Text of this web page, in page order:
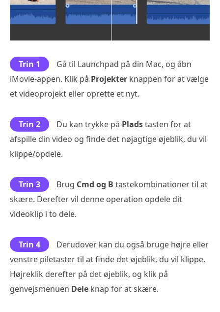
Trin 1
Gå til Launchpad på din Mac, og åbn
iMovie-appen. Klik på Projekter knappen for at vælge
et videoprojekt eller oprette et nyt.
Trin 2 Du kan trykke på Pladstasten for at
afspille din video og finde det nøjagtige øjeblik, du vil
klippe/opdele.
Trin 3 Brug Cmd og B tastekombinationer til at
skære. Derefter vil denne operation opdele dit
videoklip i to dele.
Trin 4
Derudover kan du også bruge højre eller
venstre piletaster til at finde det øjeblik, du vil klippe.
Højreklik derefter på det øjeblik, og klik på
genvejsmenuen Dele knap for at skære.